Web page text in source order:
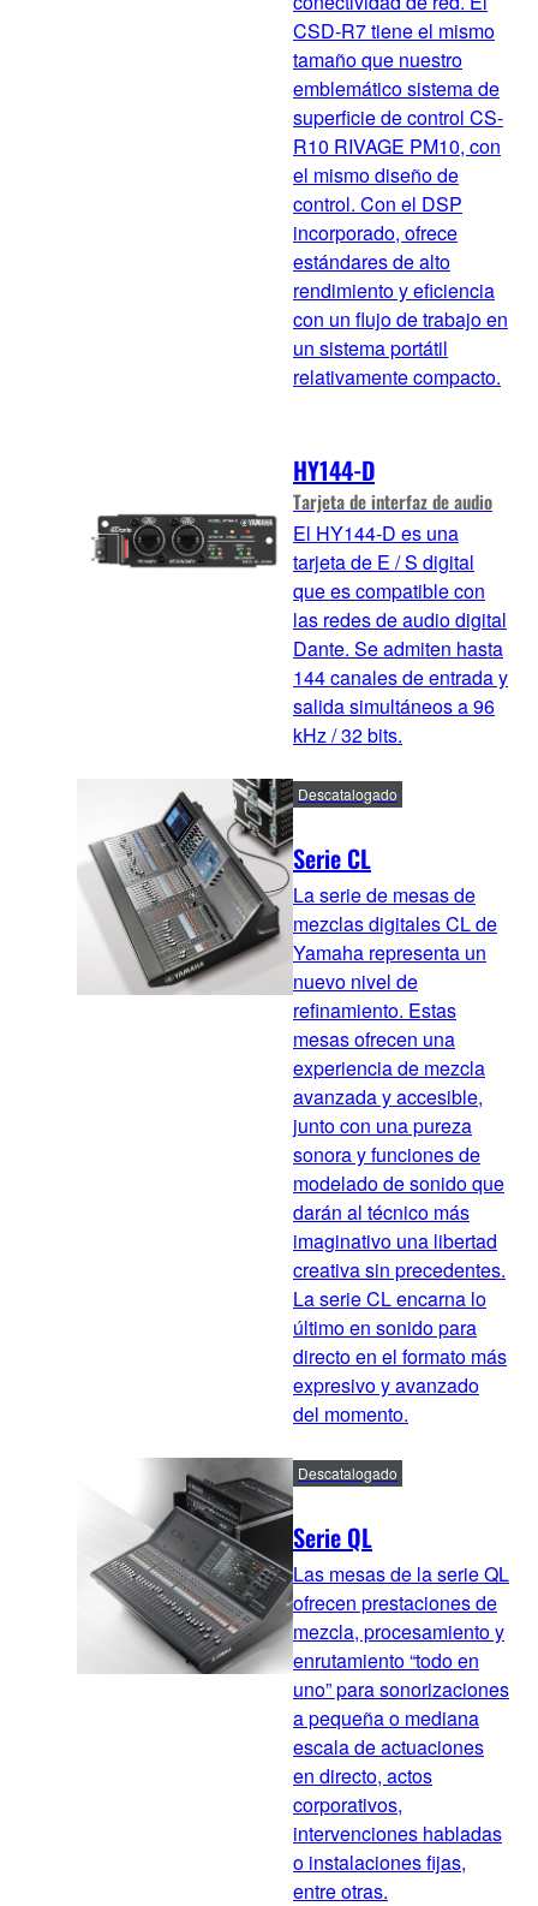
CSD-R7 tiene el mismo
tamaño que nuestro
emblemático sistema de
superficie de control CS-
R10 RIVAGE PM10, con
el mismo diseño de
control. Con el DSP
incorporado, ofrece
estándares de alto
rendimiento y eficiencia
con un flujo de trabajo en
un sistema portátil
relativamente compacto.
HY144-D
Tarjeta de interfaz de audio
El HY144-D es una
tarjeta de E / S digital
que es compatible con
las redes de audio digital
Dante. Se admiten hasta
144 canales de entrada y
salida simultáneos a 96
kHz / 32 bits.
Serie CL
Descatalogado
La serie de mesas de
mezclas digitales CL de
Yamaha representa un
nuevo nivel de
refinamiento. Estas
mesas ofrecen una
experiencia de mezcla
avanzada y accesible,
junto con una pureza
sonora y funciones de
modelado de sonido que
darán al técnico más
imaginativo una libertad
creativa sin precedentes.
La serie CL encarna lo
último en sonido para
directo en el formato más
expresivo y avanzado
del momento.
Serie QL
Descatalogado
Las mesas de la serie QL
ofrecen prestaciones de
mezcla, procesamiento y
enrutamiento “todo en
uno” para sonorizaciones
a pequeña o mediana
escala de actuaciones
en directo, actos
corporativos,
intervenciones habladas
o instalaciones fijas,
entre otras.